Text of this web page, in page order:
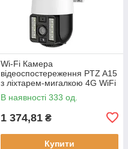
Wi-Fi Камера
відеоспостереження PTZ A15
з ліхтарем-мигалкою 4G WiFi
Вулична відеокамера з
керуванням від телефону,
В наявності 333 од.
1 374,81 ₴
Купити